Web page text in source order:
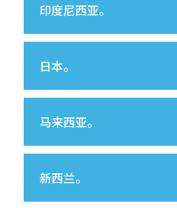
印度尼西亚。
日本。
马来西亚。
新西兰。